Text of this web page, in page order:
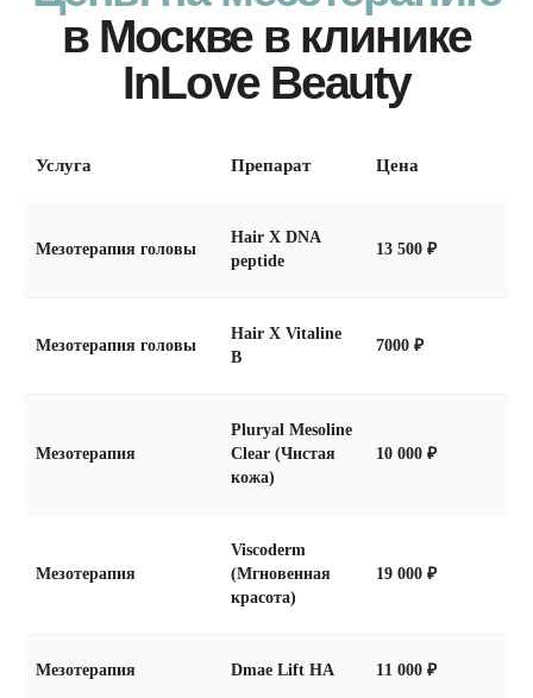
Услуга Препарат Цена
Мезотерапия головы
Hair X DNA
peptide
13 500 ₽
Мезотерапия головы
Hair X Vitaline
B
7000 ₽
Мезотерапия
Pluryal Mesoline
Clear (Чистая
кожа)
10 000 ₽
Мезотерапия
Viscoderm
(Мгновенная
красота)
19 000 ₽
Мезотерапия Dmae Lift HA 11 000 ₽
Плюсы мезотерапии
Все ингредиенты в нашей клинике
сертифицированы для использования
Эффективно